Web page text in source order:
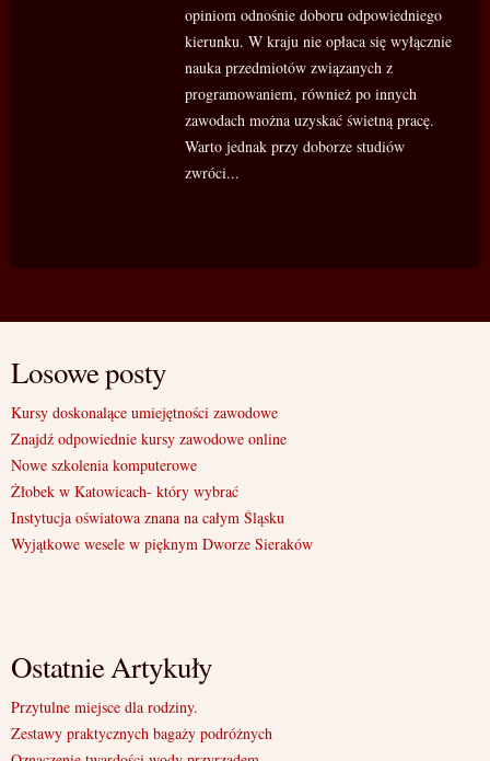
opiniom odnośnie doboru odpowiedniego
kierunku. W kraju nie opłaca się wyłącznie
nauka przedmiotów związanych z
programowaniem, również po innych
zawodach można uzyskać świetną pracę.
Warto jednak przy doborze studiów
zwróci...
Losowe posty
Kursy doskonalące umiejętności zawodowe
Znajdź odpowiednie kursy zawodowe online
Nowe szkolenia komputerowe
Żłobek w Katowicach- który wybrać
Instytucja oświatowa znana na całym Śląsku
Wyjątkowe wesele w pięknym Dworze Sieraków
Ostatnie Artykuły
Przytulne miejsce dla rodziny.
Zestawy praktycznych bagaży podróżnych